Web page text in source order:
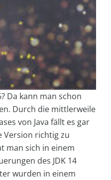
Da kann man schon
Durch die mittlerweile
von Java fällt es gar
Version richtig zu
man sich in einem
des JDK 14
wurden in einem